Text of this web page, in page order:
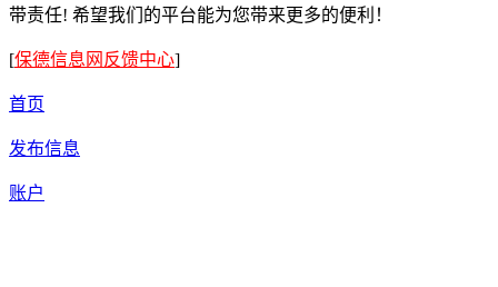
带责任! 希望我们的平台能为您带来更多的便利！
[保德信息网反馈中心]
首页
发布信息
账户